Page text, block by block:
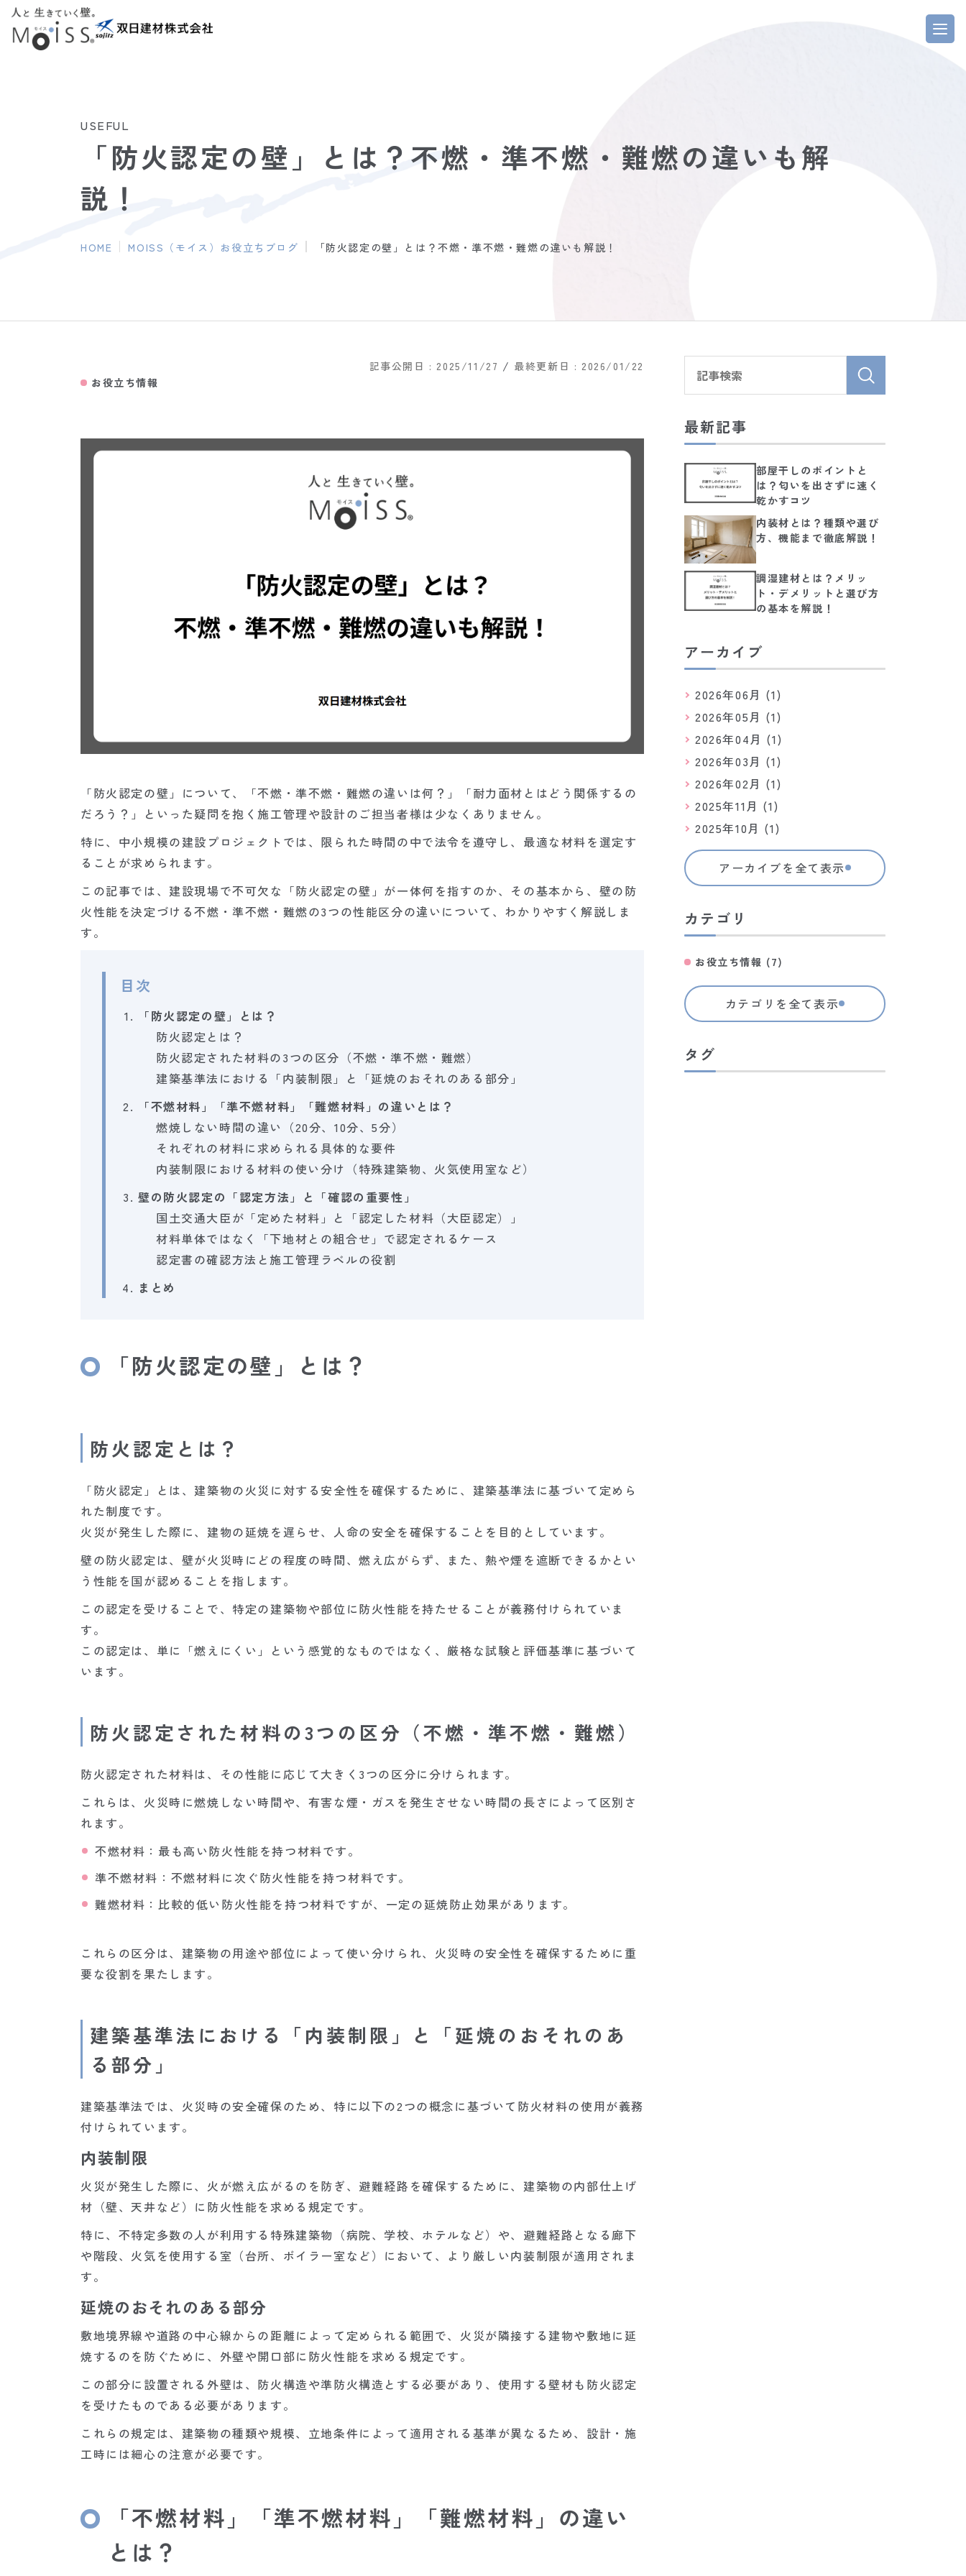
（新しいタブで開きます）
USEFUL
「防火認定の壁」とは？不燃・準不燃・難燃の違いも解
説！
HOME MOISS（モイス）お役立ちブログ 「防火認定の壁」とは？不燃・準不燃・難燃の違いも解説！
記事公開日 :2025/11/27 / 最終更新日 : 2026/01/22
お役立ち情報
「防火認定の壁」について、「不燃・準不燃・難燃の違いは何？」「耐力面材とはどう関係するの
だろう？」といった疑問を抱く施工管理や設計のご担当者様は少なくありません。
特に、中小規模の建設プロジェクトでは、限られた時間の中で法令を遵守し、最適な材料を選定す
ることが求められます。
この記事では、建設現場で不可欠な「防火認定の壁」が一体何を指すのか、その基本から、壁の防
火性能を決定づける不燃・準不燃・難燃の3つの性能区分の違いについて、わかりやすく解説しま
す。
目次
「防火認定の壁」とは？
防火認定とは？
防火認定された材料の3つの区分（不燃・準不燃・難燃）
建築基準法における「内装制限」と「延焼のおそれのある部分」
「不燃材料」「準不燃材料」「難燃材料」の違いとは？
燃焼しない時間の違い（20分、10分、5分）
それぞれの材料に求められる具体的な要件
内装制限における材料の使い分け（特殊建築物、火気使用室など）
壁の防火認定の「認定方法」と「確認の重要性」
国土交通大臣が「定めた材料」と「認定した材料（大臣認定）」
材料単体ではなく「下地材との組合せ」で認定されるケース
認定書の確認方法と施工管理ラベルの役割
まとめ
「防火認定の壁」とは？
防火認定とは？
「防火認定」とは、建築物の火災に対する安全性を確保するために、建築基準法に基づいて定めら
れた制度です。
火災が発生した際に、建物の延焼を遅らせ、人命の安全を確保することを目的としています。
壁の防火認定は、壁が火災時にどの程度の時間、燃え広がらず、また、熱や煙を遮断できるかとい
う性能を国が認めることを指します。
この認定を受けることで、特定の建築物や部位に防火性能を持たせることが義務付けられていま
す。
この認定は、単に「燃えにくい」という感覚的なものではなく、厳格な試験と評価基準に基づいて
います。
防火認定された材料の3つの区分（不燃・準不燃・難燃）
防火認定された材料は、その性能に応じて大きく3つの区分に分けられます。
これらは、火災時に燃焼しない時間や、有害な煙・ガスを発生させない時間の長さによって区別さ
れます。
不燃材料：最も高い防火性能を持つ材料です。
準不燃材料：不燃材料に次ぐ防火性能を持つ材料です。
難燃材料：比較的低い防火性能を持つ材料ですが、一定の延焼防止効果があります。
これらの区分は、建築物の用途や部位によって使い分けられ、火災時の安全性を確保するために重
要な役割を果たします。
建築基準法における「内装制限」と「延焼のおそれのあ
る部分」
建築基準法では、火災時の安全確保のため、特に以下の2つの概念に基づいて防火材料の使用が義務
付けられています。
内装制限
火災が発生した際に、火が燃え広がるのを防ぎ、避難経路を確保するために、建築物の内部仕上げ
材（壁、天井など）に防火性能を求める規定です。
特に、不特定多数の人が利用する特殊建築物（病院、学校、ホテルなど）や、避難経路となる廊下
や階段、火気を使用する室（台所、ボイラー室など）において、より厳しい内装制限が適用されま
す。
延焼のおそれのある部分
敷地境界線や道路の中心線からの距離によって定められる範囲で、火災が隣接する建物や敷地に延
焼するのを防ぐために、外壁や開口部に防火性能を求める規定です。
この部分に設置される外壁は、防火構造や準防火構造とする必要があり、使用する壁材も防火認定
を受けたものである必要があります。
これらの規定は、建築物の種類や規模、立地条件によって適用される基準が異なるため、設計・施
工時には細心の注意が必要です。
「不燃材料」「準不燃材料」「難燃材料」の違い
とは？
最新記事
部屋干しのポイントと
は？匂いを出さずに速く
乾かすコツ
内装材とは？種類や選び
方、機能まで徹底解説！
調湿建材とは？メリッ
ト・デメリットと選び方
の基本を解説！
アーカイブ
2026年06月 (1)
2026年05月 (1)
2026年04月 (1)
2026年03月 (1)
2026年02月 (1)
2025年11月 (1)
2025年10月 (1)
アーカイブを全て表示
カテゴリ
お役立ち情報 (7)
カテゴリを全て表示
タグ